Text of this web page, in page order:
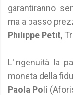
garantiranno
ma a basso
Philippe Petit,
L'ingenuità la
moneta della
Paola Poli